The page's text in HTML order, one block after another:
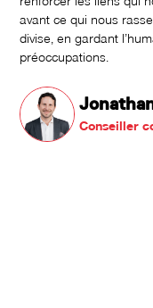
avant ce qui nous
divise, en gardant
préoccupations.
Conseiller